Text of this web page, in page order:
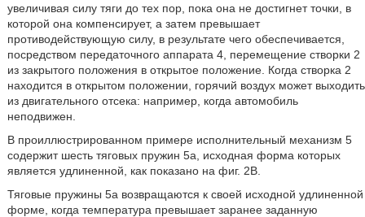
увеличивая силу тяги до тех пор, пока она не достигнет точки, в
которой она компенсирует, а затем превышает
противодействующую силу, в результате чего обеспечивается,
посредством передаточного аппарата 4, перемещение створки 2
из закрытого положения в открытое положение. Когда створка 2
находится в открытом положении, горячий воздух может выходить
из двигательного отсека: например, когда автомобиль
неподвижен.
В проиллюстрированном примере исполнительный механизм 5
содержит шесть тяговых пружин 5а, исходная форма которых
является удлиненной, как показано на фиг. 2В.
Тяговые пружины 5а возвращаются к своей исходной удлиненной
форме, когда температура превышает заранее заданную